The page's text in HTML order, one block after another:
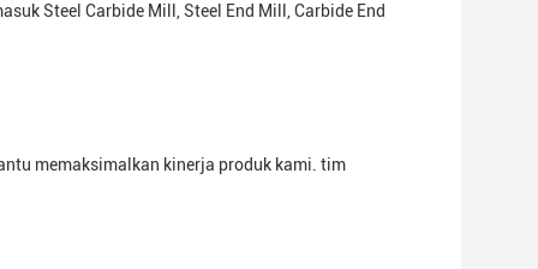
Steel Carbide Mill, Steel End Mill, Carbide End
memaksimalkan kinerja produk kami. tim